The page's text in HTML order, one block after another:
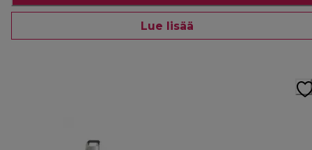
Lue lisää